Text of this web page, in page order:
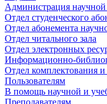
Администрация
Отдел студенческого
Отдел абонемента
Отдел читального зала
Отдел электронных
Информационно-
Отдел комплектования
Пользователям
В помощь научной и
Преподавателям